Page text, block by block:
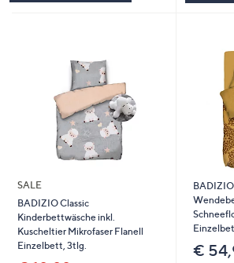
SALE
BADIZIO Classic
Kinderbettwäsche inkl.
Kuscheltier Mikrofaser Flanell
Einzelbett, 3tlg.
BADIZIO
€